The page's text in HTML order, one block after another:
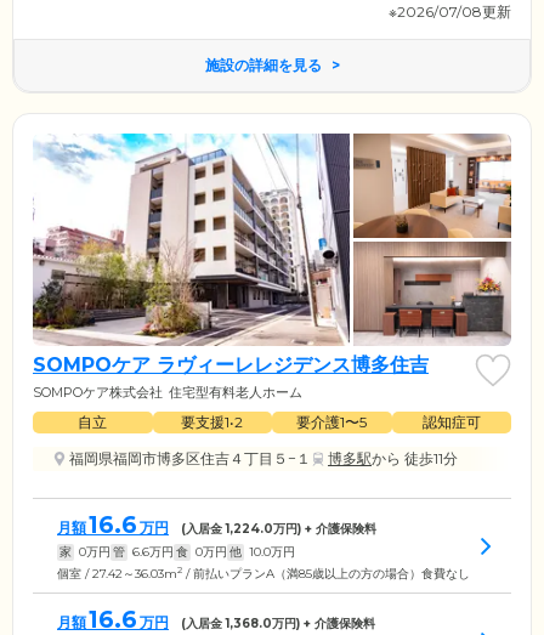
※2026/07/08更新
施設の詳細を見る
SOMPOケア ラヴィーレレジデンス博多住吉
SOMPOケア株式会社 住宅型有料老人ホーム
自立 要支援1•2 要介護1〜5
認知症可
福岡県福岡市博多区住吉４丁目５−１
博多駅から 徒歩11分
月額16.6 万円 (入居金1,224.0万円) + 介護保険料
家 0万円 管 6.6万円 食 0万円 他 10.0万円
個室 / 27.42～36.03m2 / 前払いプランA（満85歳以上の方の場合）食費なし
月額16.6 万円 (入居金1,368.0万円) + 介護保険料